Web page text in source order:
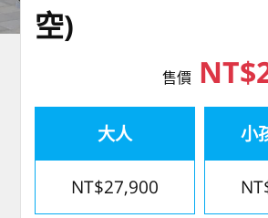
空)
售價
大人
NT$27,900
小